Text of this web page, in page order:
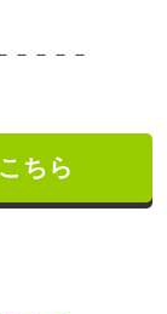
－－－－
ちら